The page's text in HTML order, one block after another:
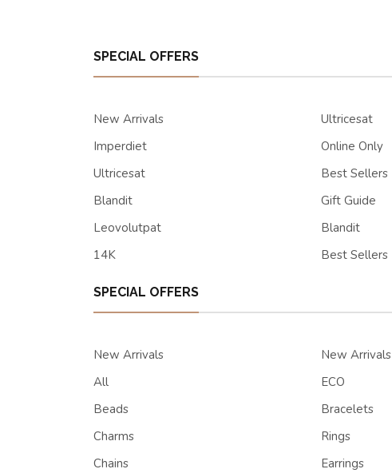
SPECIAL OFFERS
New Arrivals
Imperdiet
Ultricesat
Blandit
Leovolutpat
14K
Ultricesat
Online Only
Best Sellers
Gift Guide
Blandit
Best Sellers
SPECIAL OFFERS
New Arrivals
All
Beads
Charms
Chains
New Arrivals
ECO
Bracelets
Rings
Earrings